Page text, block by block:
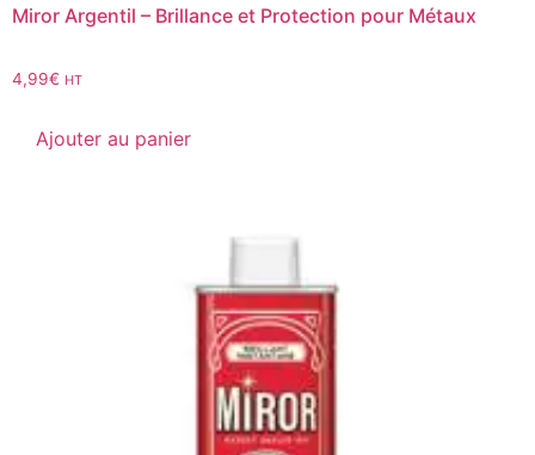
Miror Argentil – Brillance et Protection pour Métaux
4,99€ HT
Ajouter au panier